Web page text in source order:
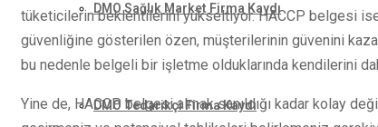
DMO Sağlık Market Firma Kaydı
DMO Tedarikçi Firma Kaydı
tüketicilerin beklentilerini yükseltiyor. HACCP belgesi ise
güvenliğine gösterilen özen, müşterilerinin güvenini
bu nedenle belgeli bir işletme olduklarında kendilerini
Yine de, HACCP belgesi almak sanıldığı kadar kolay